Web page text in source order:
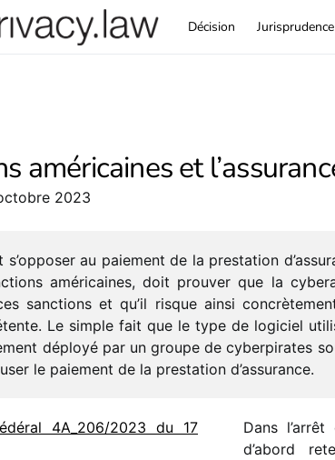
Décision Jurisprudence
américaines et
2023
s’op­po­ser au paie­ment de la pres­ta­tion
améri­caines, doit prou­ver que la
sanc­tions et qu’il risque ainsi
Le simple fait que le type de logi­ciel
déployé par un groupe de cyber­pi­rates
le paie­ment de la pres­ta­tion d’assurance.
4A_​206/​2023 du 17
Dans
d’abord